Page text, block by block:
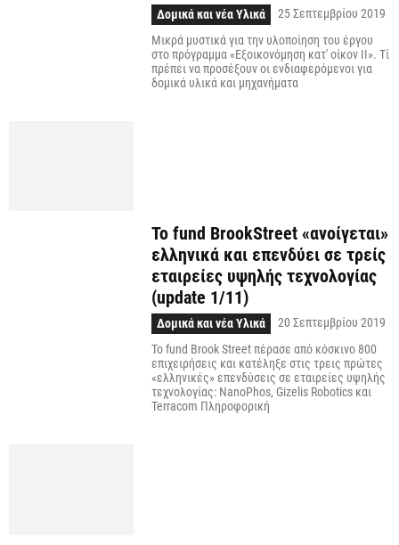
Δομικά και νέα Υλικά
25 Σεπτεμβρίου 2019
Μικρά μυστικά για την υλοποίηση του έργου
στο πρόγραμμα «Εξοικονόμηση κατ' οίκον ΙΙ». Τί
πρέπει να προσέξουν οι ενδιαφερόμενοι για
δομικά υλικά και μηχανήματα
Το fund BrookStreet «ανοίγεται»
ελληνικά και επενδύει σε τρείς
εταιρείες υψηλής τεχνολογίας
(update 1/11)
Δομικά και νέα Υλικά
20 Σεπτεμβρίου 2019
Το fund Brook Street πέρασε από κόσκινο 800
επιχειρήσεις και κατέληξε στις τρεις πρώτες
«ελληνικές» επενδύσεις σε εταιρείες υψηλής
τεχνολογίας: NanoPhos, Gizelis Robotics και
Terracom Πληροφορική